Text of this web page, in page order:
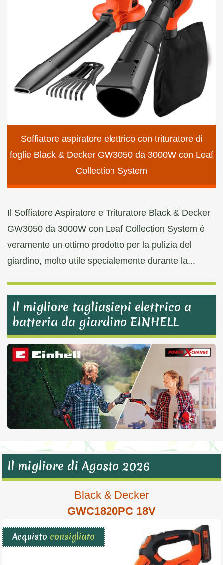
Soffiatore aspiratore elettrico con trituratore di
foglie Black & Decker GW3050 da 3000W con Leaf
Collection System
Il Soffiatore Aspiratore e Trituratore Black & Decker
GW3050 da 3000W con Leaf Collection System è
veramente un ottimo prodotto per la pulizia del
giardino, molto utile specialemente durante la...
Il migliore tagliasiepi elettrico a
batteria da giardino EINHELL
Il migliore di Agosto 2026
Black & Decker
GWC1820PC 18V
Acquisto consigliato